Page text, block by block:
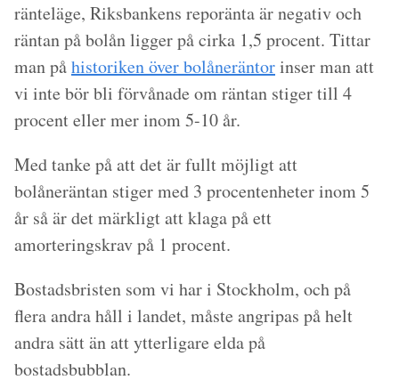
ränteläge, Riksbankens reporänta är negativ och
räntan på bolån ligger på cirka 1,5 procent. Tittar
man påhistoriken över bolåneräntorinser man att
vi inte bör bli förvånade om räntan stiger till 4
procent eller mer inom 5-10 år.
Med tanke på att det är fullt möjligt att
bolåneräntan stiger med 3 procentenheter inom 5
år så är det märkligt att klaga på ett
amorteringskrav på 1 procent.
Bostadsbristen som vi har i Stockholm, och på
flera andra håll i landet, måste angripas på helt
andra sätt än att ytterligare elda på
bostadsbubblan.